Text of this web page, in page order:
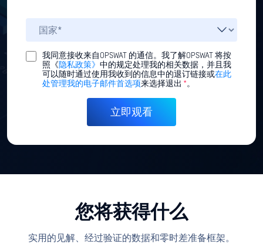
我同意接收来自OPSWAT 的通信。我了解OPSWAT 将按
照《隐私政策》 中的规定处理我的相关数据，并且我
可以随时通过使用我收到的信息中的退订链接或在此
处管理我的电子邮件首选项来选择退出 *。
您将获得什么
实用的见解、经过验证的数据和零时差准备框架。